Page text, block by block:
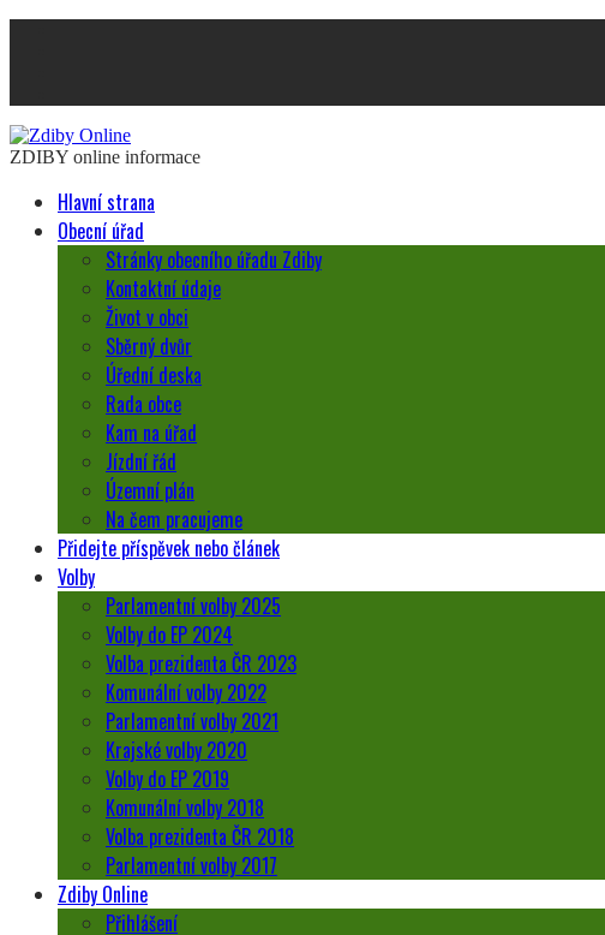
ZDIBY online informace
Hlavní strana
Obecní úřad
Stránky obecního úřadu Zdiby
Kontaktní údaje
Život v obci
Sběrný dvůr
Úřední deska
Rada obce
Kam na úřad
Jízdní řád
Územní plán
Na čem pracujeme
Přidejte příspěvek nebo článek
Volby
Parlamentní volby 2025
Volby do EP 2024
Volba prezidenta ČR 2023
Komunální volby 2022
Parlamentní volby 2021
Krajské volby 2020
Volby do EP 2019
Komunální volby 2018
Volba prezidenta ČR 2018
Parlamentní volby 2017
Zdiby Online
Přihlášení